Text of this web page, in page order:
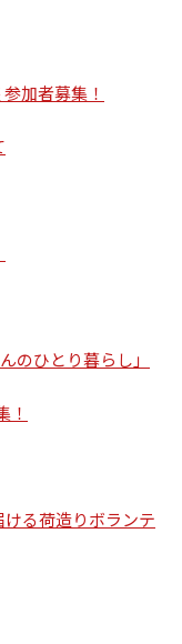
加者募集！
ひとり暮らし」
！
る荷造りボランテ